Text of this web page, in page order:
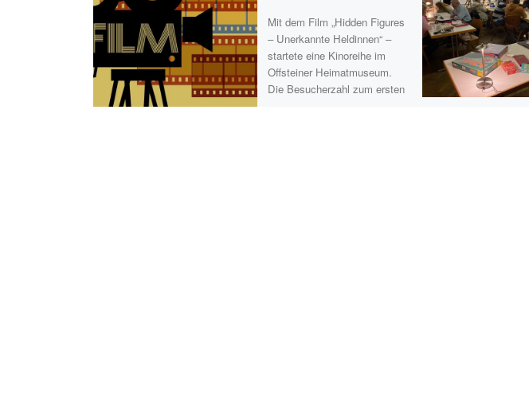
Mit dem Film „Hidden Figures
– Unerkannte Heldinnen“ –
startete eine Kinoreihe im
Offsteiner Heimatmuseum.
Die Besucherzahl zum ersten